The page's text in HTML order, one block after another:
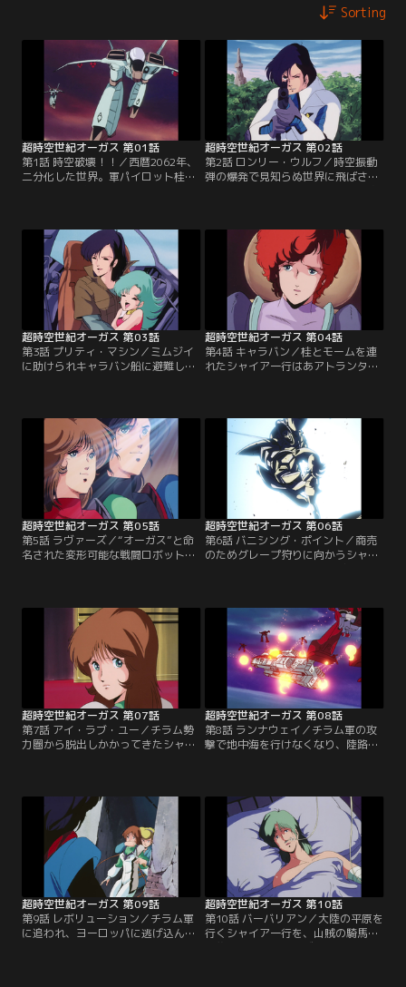
Sorting
超時空世紀オーガス 第01話
第1話 時空破壊！！／西暦2062年、
二分化した世界。軍パイロット桂木
壁が破壊され様々な平行宇宙が存在
する異世界に桂は飛ばされてしまっ
た。桂はその世界の住人エマーン人
の少女、ミムジィやシャイアらに助
けられるのだった。【提供：バンダ
イチャンネル】
超時空世紀オーガス 第02話
第2話 ロンリー・ウルフ／時空振動
弾の爆発で見知らぬ世界に飛ばされ
争う中桂は自分が「特異点」という
存在であると聞かされる。そして桂
はエマーンとチラムの双方から追わ
れることとなった。【提供：バンダ
イチャンネル】
超時空世紀オーガス 第03話
第3話 プリティ・マシン／ミムジイ
に助けられキャラバン船に避難した
理の道中で、アンドロイドの少女モ
ームと出会い、桂はモームを購入、
連れて帰ることとなった。【提供：
バンダイチャンネル】
超時空世紀オーガス 第04話
第4話 キャラバン／桂とモームを連
れたシャイア一行はあアトランタと
ボットが完成前だったが、モームの
活躍により戦闘ロボットは完成。無
事チラム軍を撃退するのだった。
【提供：バンダイチャンネル】
超時空世紀オーガス 第05話
第5話 ラヴァーズ／“オーガス”と命
名された変形可能な戦闘ロボット
た。監禁された孫娘たちを救うため
だと聞いた桂は、オーガスでチラム
軍駐屯地に向かう。【提供：バンダ
イチャンネル】
超時空世紀オーガス 第06話
第6話 バニシング・ポイント／商売
のためグレープ狩りに向かうシャイ
ない。そんな時、チラム軍が攻撃を
しかけてきた。オーガスで反撃に出
る桂。だが敵は50機。多勢に無勢で
ピンチの桂だったが、ミムジィの機
転でチラム軍に乱れが生じるのだっ
た。【提供：バンダイチャンネル】
超時空世紀オーガス 第07話
第7話 アイ・ラブ・ユー／チラム勢
力圏から脱出しかかってきたシャイ
が日に日に大きくなっていった。一
方アンドロイドのモームも桂に恋愛
感情を抱くのだった。【提供：バン
ダイチャンネル】
超時空世紀オーガス 第08話
第8話 ランナウェイ／チラム軍の攻
撃で地中海を行けなくなり、陸路を
スレイ。スレイは桂をけん制する。
その時チラム軍が攻撃をしかけてき
た。【提供：バンダイチャンネル】
超時空世紀オーガス 第09話
第9話 レボリューション／チラム軍
に追われ、ヨーロッパに逃げ込んだ
超時空世紀オーガス 第10話
第10話 バーバリアン／大陸の平原を
行くシャイア一行を、山賊の騎馬隊
が襲撃してきた。モズク族という山